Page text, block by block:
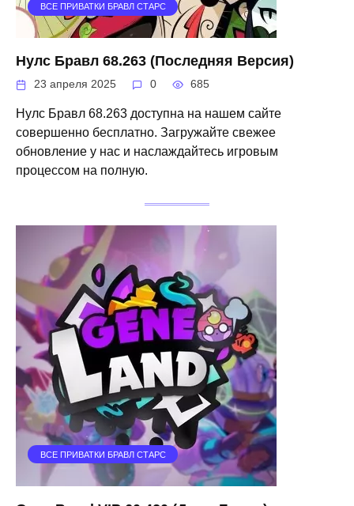
ВСЕ ПРИВАТКИ БРАВЛ СТАРС
Нулс Бравл 68.263 (Последняя Версия)
23 апреля 2025 0 685
Нулс Бравл 68.263 доступна на нашем сайте
совершенно бесплатно. Загружайте свежее
обновление у нас и наслаждайтесь игровым
процессом на полную.
ВСЕ ПРИВАТКИ БРАВЛ СТАРС